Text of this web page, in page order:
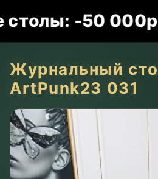
-50 000р,
Журнальный
ArtPunk23 031